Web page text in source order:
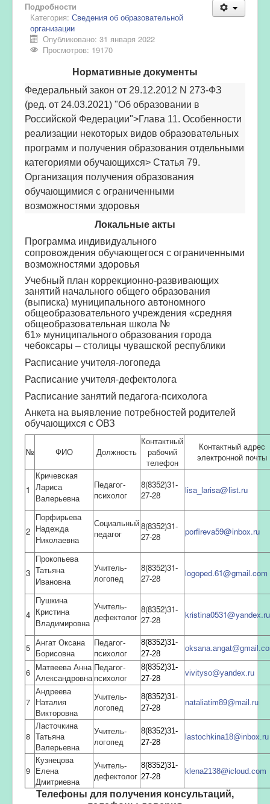
Подробности
Категория: Сведения об образовательной
организации
Опубликовано: 31 января 2022
Просмотров: 19170
Нормативные документы
Федеральный закон от 29.12.2012 N 273-ФЗ
(ред. от 24.03.2021) "Об образовании в
Российской Федерации">Глава 11. Особенности
реализации некоторых видов образовательных
программ и получения образования отдельными
категориями обучающихся> Статья 79.
Организация получения образования
обучающимися с ограниченными
возможностями здоровья
Локальные акты
Программа индивидуального
сопровождения обучающегося с ограниченными
возможностями здоровья
Учебный план коррекционно-развивающих
занятий начального общего образования
(выписка) муниципального автономного
общеобразовательного учреждения «средняя
общеобразовательная школа №
61» муниципального образования города
чебоксары – столицы чувашской республики
Расписание учителя-логопеда
Расписание учителя-дефектолога
Расписание занятий педагога-психолога
Анкета на выявление потребностей родителей
обучающихся с ОВЗ
№ ФИО Должность
Контактный
рабочий
телефон
Контактный адрес
электронной почты
1
Кричевская
Лариса
Валерьевна
Педагог-
психолог
8(8352)31-
27-28
lisa_larisa@list.ru
2
Порфирьева
Надежда
Николаевна
Социальный
педагог
8(8352)31-
27-28
porfireva59@inbox.ru
3
Прокопьева
Татьяна
Ивановна
Учитель-
логопед
8(8352)31-
27-28
logoped.61@gmail.com
4
Пушкина
Кристина
Владимировна
Учитель-
дефектолог
8(8352)31-
27-28
kristina0531@yandex.ru
5 Ангат Оксана
Борисовна
Педагог-
психолог
8(8352)31-
27-28
6
Матвеева Анна
Александровна
Педагог-
психолог
8(8352)31-
27-28
vivityso@yandex.ru
7
Андреева
Наталия
Викторовна
Учитель-
логопед
8(8352)31-
27-28
nataliatim89@mail.ru
8
Ласточкина
Татьяна
Валерьевна
Учитель-
логопед
8(8352)31-
27-28
lastochkina18@inbox.ru
9
Кузнецова
Елена
Дмитриевна
Учитель-
дефектолог
8(8352)31-
27-28
klena2138@icloud.com
Телефоны для получения консультаций,